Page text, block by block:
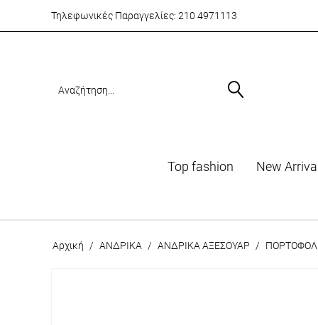
Τηλεφωνικές Παραγγελίες: 210 4971113
Top fashion Νew
Αρχική / ΑΝΔΡΙΚΑ / ΑΝΔΡΙΚΑ ΑΞΕΣΟΥΑΡ /